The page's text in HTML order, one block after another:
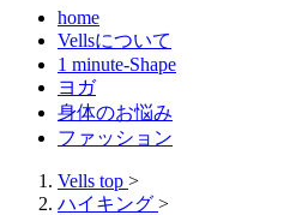
home
Vellsについて
1 minute-Shape
ヨガ
身体のお悩み
ファッション
Vells top >
ハイキング >